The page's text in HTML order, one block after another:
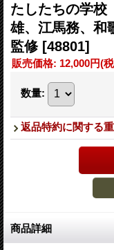
たしたちの学
雄、江馬務、
監修 [48801]
販売価格: 12,000円(
数量:
返品特約に関する
商品詳細